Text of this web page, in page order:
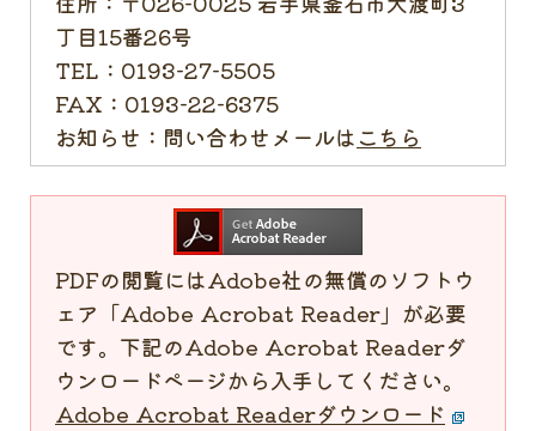
丁目15番26号
TEL： 0193-27-5505
FAX： 0193-22-6375
お知らせ： 問い合わせメールはこちら
PDFの閲覧にはAdobe社の無償のソフトウ
ェア「Adobe Acrobat Reader」が必要
です。下記のAdobe Acrobat Readerダ
ウンロードページから入手してください。
Adobe Acrobat Readerダウンロード